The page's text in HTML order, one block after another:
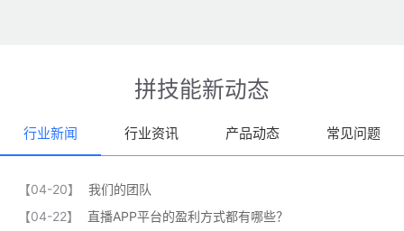
拼技能新动态
行业新闻 行业资讯 产品动态 常见问题
【04-20】
我们的团队
【04-22】
直播APP平台的盈利方式都有哪些？